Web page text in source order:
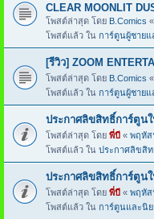
CLEAR MOONLIT
โพสต์ล่าสุด โดย B.Comics «
โพสต์แล้ว ใน การ์ตูนผู้ชาย
[รีวิว] ZOOM
โพสต์ล่าสุด โดย B.Comics «
โพสต์แล้ว ใน การ์ตูนผู้ชาย
ประกาศลิขสิทธิ์การ์ตูนใ
โพสต์ล่าสุด โดย พี่บี « พฤหัส
โพสต์แล้ว ใน ประกาศลิขสิ
ประกาศลิขสิทธิ์การ์ตูนใ
โพสต์ล่าสุด โดย พี่บี « พฤหัส
โพสต์แล้ว ใน การ์ตูนและนิ